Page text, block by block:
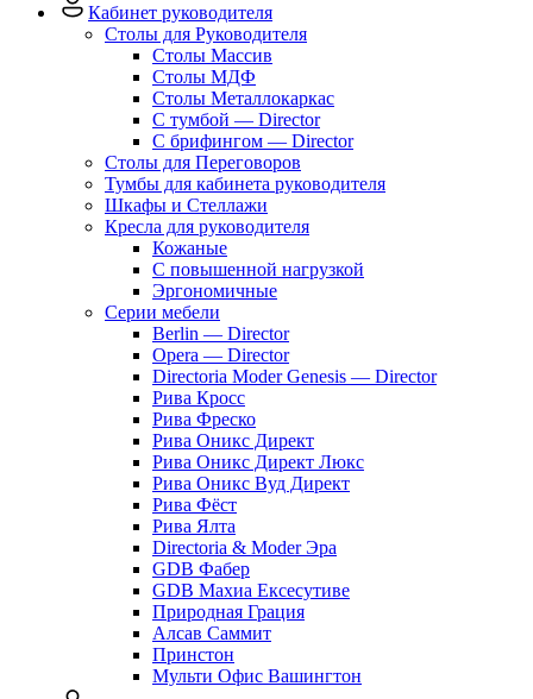
Кабинет руководителя
Столы для Руководителя
Столы Массив
Столы МДФ
Столы Металлокаркас
С тумбой — Director
C брифингом — Director
Столы для Переговоров
Тумбы для кабинета руководителя
Шкафы и Стеллажи
Кресла для руководителя
Кожаные
С повышенной нагрузкой
Эргономичные
Серии мебели
Berlin — Director
Opera — Director
Directoria Moder Genesis — Director
Рива Кросс
Рива Фреско
Рива Оникс Директ
Рива Оникс Директ Люкс
Рива Оникс Вуд Директ
Рива Фёст
Рива Ялта
Directoria & Moder Эра
GDB Фабер
GDB Махиа Ексесутиве
Природная Грация
Алсав Саммит
Принстон
Мульти Офис Вашингтон